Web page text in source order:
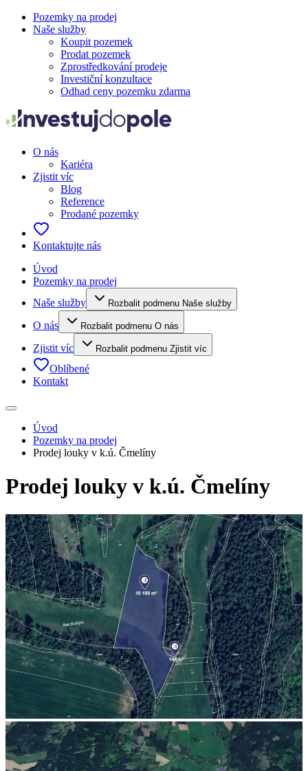
Pozemky na prodej
Naše služby
Koupit pozemek
Prodat pozemek
Zprostředkování prodeje
Investiční konzultace
Odhad ceny pozemku zdarma
O nás
Kariéra
Zjistit víc
Blog
Reference
Prodané pozemky
Kontaktujte nás
Úvod
Pozemky na prodej
Naše služby
Rozbalit podmenu Naše služby
O nás Rozbalit podmenu O nás
Zjistit víc Rozbalit podmenu Zjistit víc
Oblíbené
Kontakt
Úvod
Pozemky na prodej
Prodej louky v k.ú. Čmelíny
Prodej louky v k.ú. Čmelíny